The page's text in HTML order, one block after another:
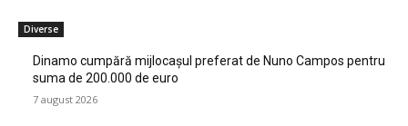
Diverse
Dinamo cumpără mijlocașul preferat de Nuno Campos pentru
suma de 200.000 de euro
7 august 2026